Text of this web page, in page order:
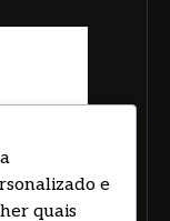
e
quais